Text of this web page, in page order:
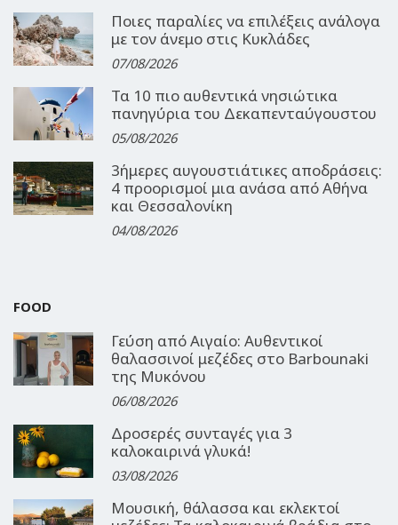
Ποιες παραλίες να επιλέξεις ανάλογα
με τον άνεμο στις Κυκλάδες
07/08/2026
Τα 10 πιο αυθεντικά νησιώτικα
πανηγύρια του Δεκαπενταύγουστου
05/08/2026
3ήμερες αυγουστιάτικες αποδράσεις:
4 προορισμοί μια ανάσα από Αθήνα
και Θεσσαλονίκη
04/08/2026
FOOD
Γεύση από Αιγαίο: Αυθεντικοί
θαλασσινοί μεζέδες στο Barbounaki
της Μυκόνου
06/08/2026
Δροσερές συνταγές για 3
καλοκαιρινά γλυκά!
03/08/2026
Μουσική, θάλασσα και εκλεκτοί